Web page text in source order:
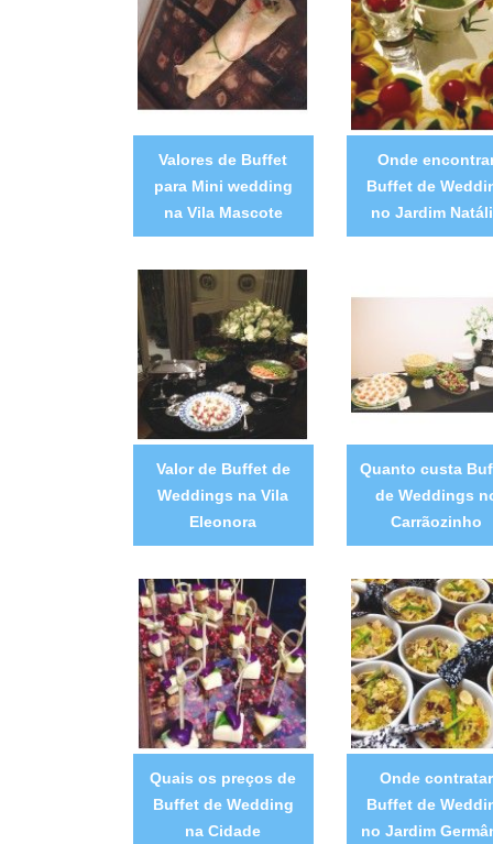
Valores de Buffet
para Mini wedding
na Vila Mascote
Onde
Buffet de
no Jardim
Valor de Buffet de
Weddings na Vila
Eleonora
Quanto custa
de Weddings
Carrãozinho
Quais os preços de
Buffet de Wedding
na Cidade
Onde contratar
Buffet de
no Jardim